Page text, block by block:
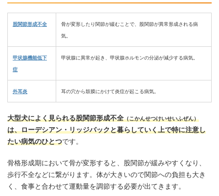
股関節形成不全
骨が変形したり関節が緩むことで、股関節が異常形成される病
気。
甲状腺機能低下
症
甲状腺に異常が起き、甲状腺ホルモンの分泌が減少する病気。
外耳炎 耳の穴から鼓膜にかけて炎症が起こる病気。
大型犬によく見られる股関節形成不全（こかんせつけいせいふぜん）
は、ローデシアン・リッジバックと暮らしていく上で特に注意し
たい病気のひとつです。
骨格形成期において骨が変形すると、股関節が緩みやすくなり、
歩行不全などに繋がります。体が大きいので関節への負担も大き
く、食事と合わせて運動量を調節する必要が出てきます。